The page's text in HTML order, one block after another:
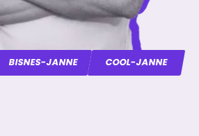
BISNES-JANNE COOL-JANNE